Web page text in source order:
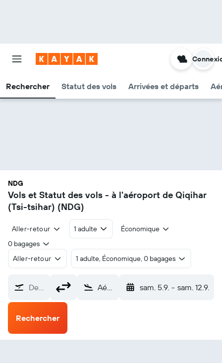
Rechercher Statut des vols Arrivées et départs
NDG
Vols et Statut des vols - à l'aéroport de Qiqihar
(Tsi-tsihar) (NDG)
Aller-retour 1 adulte
Économique
0 bagages
Aller-retour
1 adulte, Économique, 0 bagages
De… Aéroport de Qiqihar (Tsi-tsihar) (NDG) sam. 5.9. - sam. 12.9.
Rechercher